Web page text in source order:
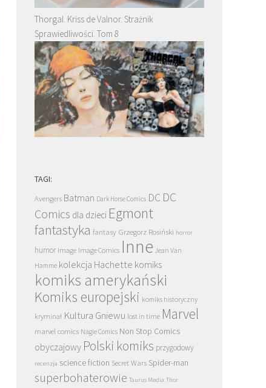
Thorgal. Kriss de Valnor. Strażnik
Sprawiedliwości. Tom 8
TAGI:
Avengers Batman Dark Horse Comics DC DC
Comics dla dzieci Egmont
fantastyka fantasy Grzegorz Rosiński horror
humor Image Image Comics Inne Jean Van
Hamme kolekcja Hachette komiks
komiks amerykański
Komiks europejski komiks historyczny
kryminał Kultura Gniewu lost in time Marvel
marvel comics Nagle Comics Non Stop Comics
obyczajowy Polski komiks przygodowy
recenzja science fiction Secret Wars Spider-man
superbohaterowie Taurus Media Thor